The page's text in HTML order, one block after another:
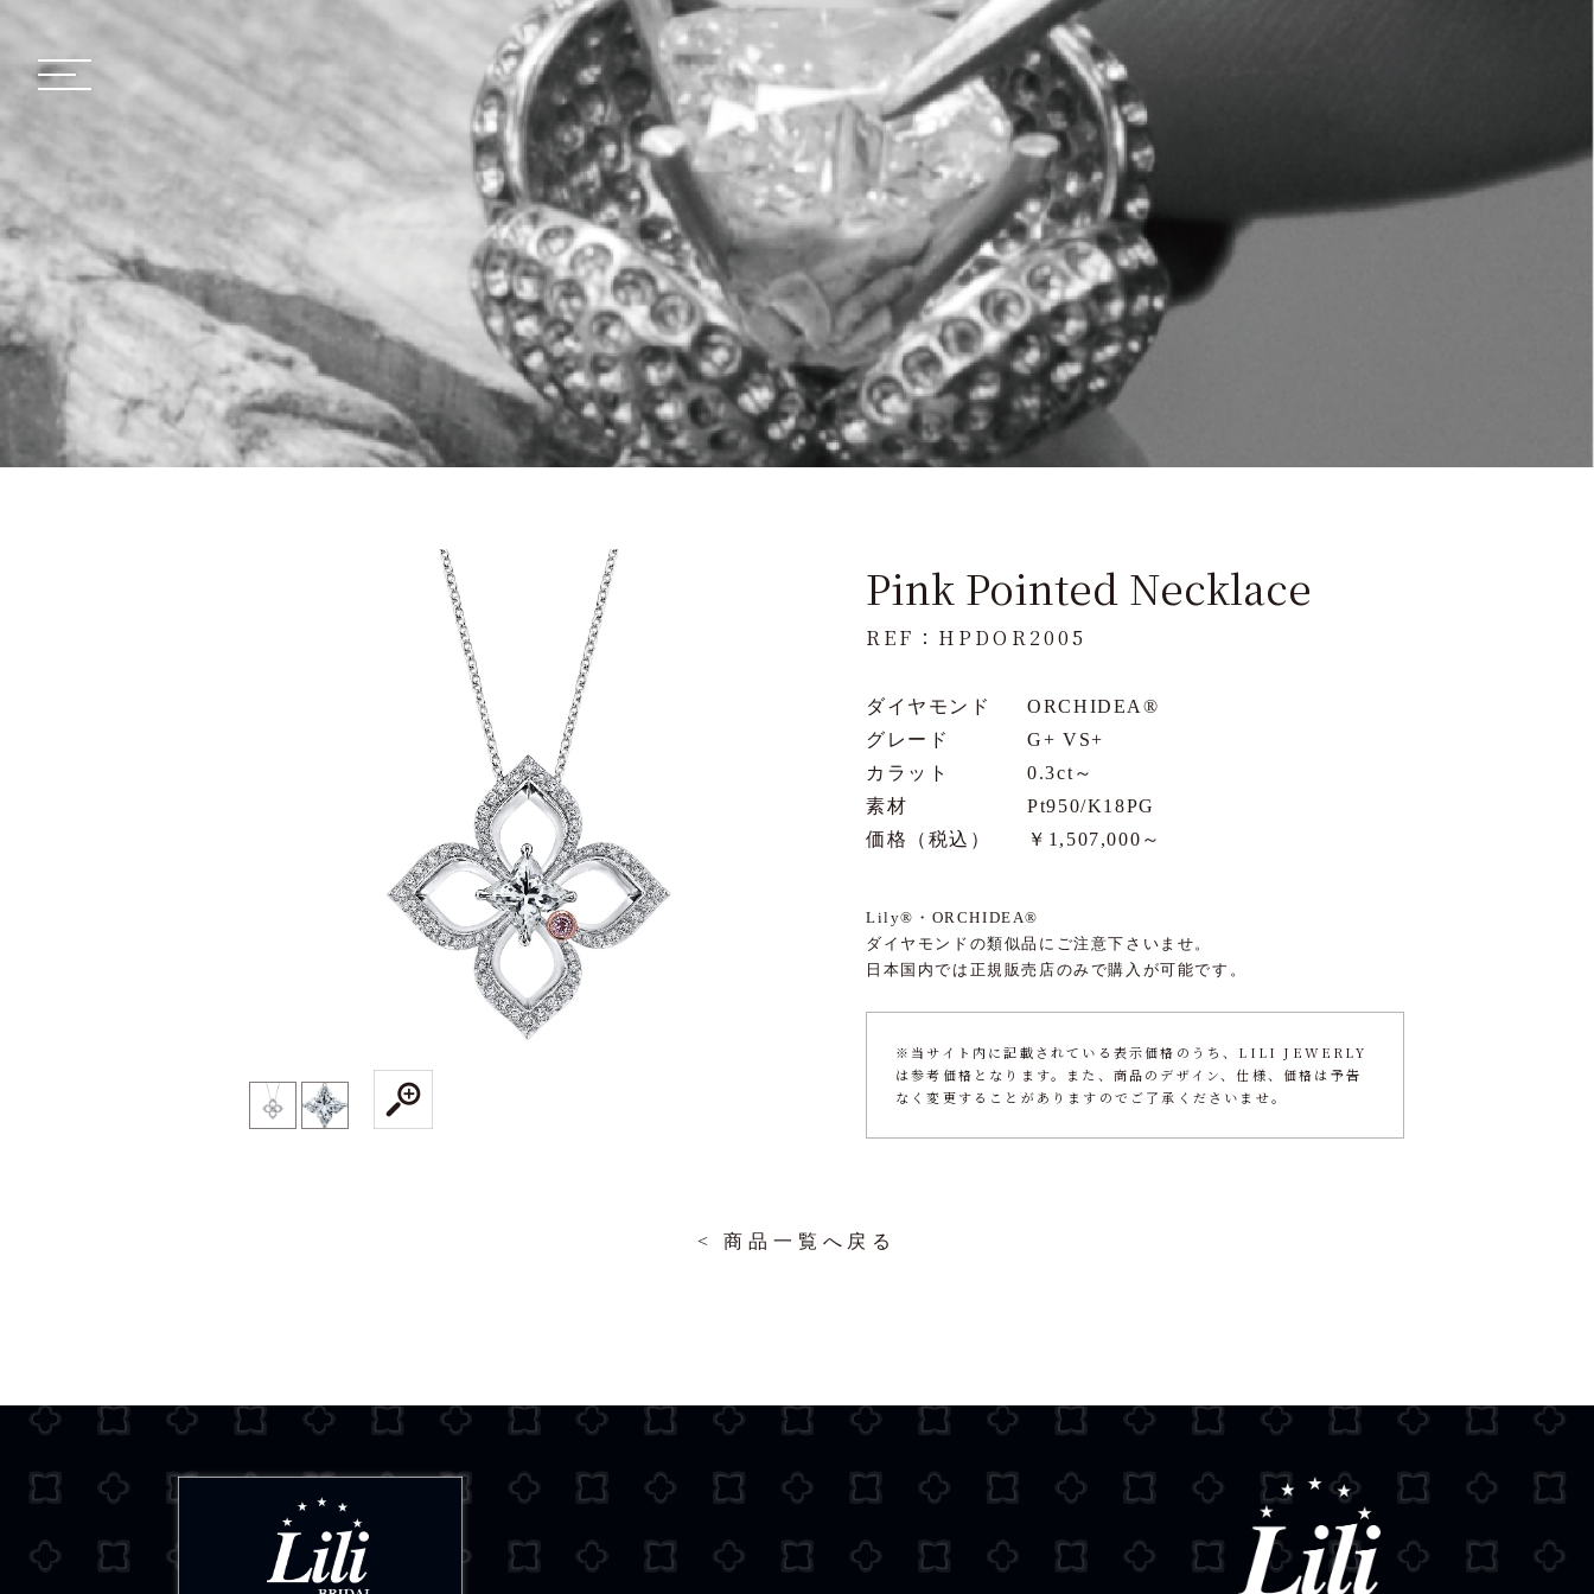
Pink Pointed Necklace
REF：HPDOR2005
ダイヤモンド
グレード
カラット
素材
価格（税込）
ORCHIDEA®
G+ VS+
0.3ct～
Pt950/K18PG
￥1,507,000～
Lily®・ORCHIDEA®
ダイヤモンドの類似品にご注意下さいませ。
日本国内では正規販売店のみで購入が可能です。
※当サイト内に記載されている表示価格のうち、LILI JEWERLY
は参考価格となります。また、商品のデザイン、仕様、価格は予告
なく変更することがありますのでご了承くださいませ。
< 商品一覧へ戻る